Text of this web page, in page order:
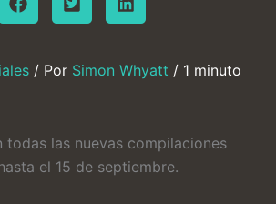
/ Por Simon Whyatt / 1 minuto
todas las nuevas compilaciones
el 15 de septiembre.